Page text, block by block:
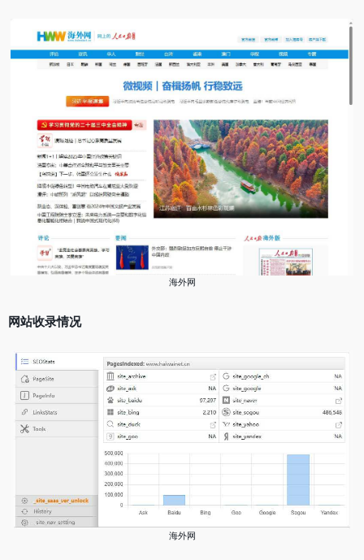
海外网
网站收录情况
海外网